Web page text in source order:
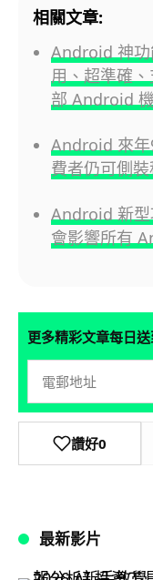
相關文章:
Android 神功
用、超準確
部 Android
Android 來年
費者仍可側
Android 新型
會影響所有
更多精彩文章每日
讚好0
最新影片